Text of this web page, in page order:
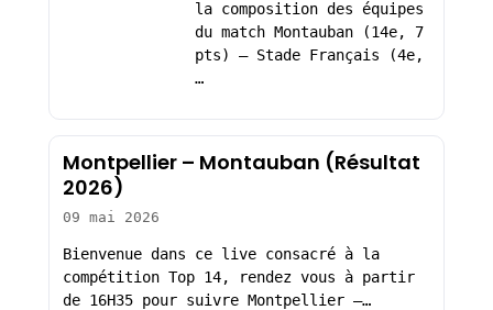
la composition des équipes
du match Montauban (14e, 7
pts) – Stade Français (4e,
…
Montpellier – Montauban (Résultat
2026)
09 mai 2026
Bienvenue dans ce live consacré à la
compétition Top 14, rendez vous à partir
de 16H35 pour suivre Montpellier –…